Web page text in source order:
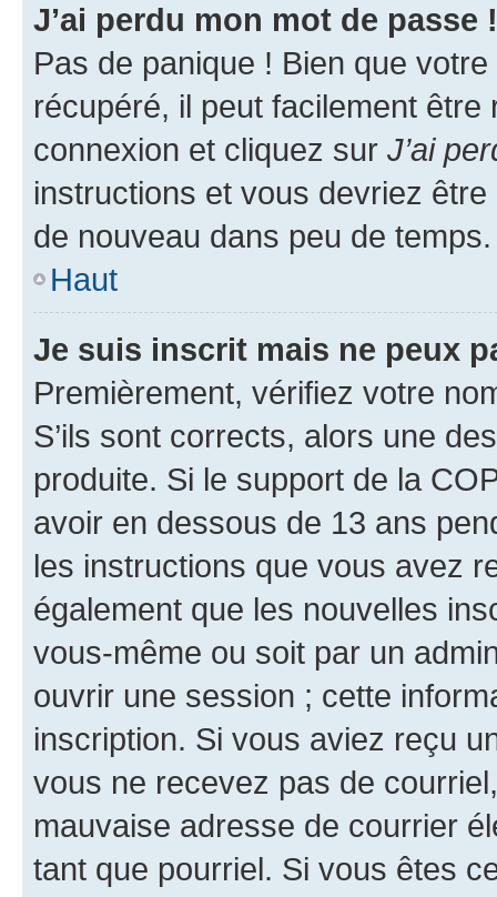
J’ai perdu mon mot de passe !
Pas de panique ! Bien que
récupéré, il peut facilement
connexion et cliquez sur J’ai
instructions et vous devriez
de nouveau dans peu de temps.
Haut
Je suis inscrit mais ne peux
Premièrement, vérifiez votre
S’ils sont corrects, alors une
produite. Si le support de la
avoir en dessous de 13 ans
les instructions que vous avez
également que les nouvelles
vous-même ou soit par un
ouvrir une session ; cette
inscription. Si vous aviez reçu
vous ne recevez pas de
mauvaise adresse de courrier
tant que pourriel. Si vous êtes